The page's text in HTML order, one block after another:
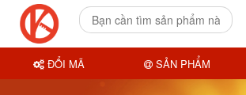
ĐỔI MÃ SẢN PHẨM